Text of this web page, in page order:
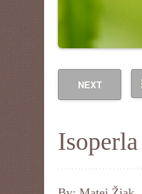
NEXT